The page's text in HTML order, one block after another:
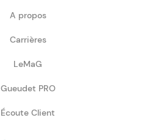
A propos
Carrières
LeMaG
Gueudet PRO
Écoute Client